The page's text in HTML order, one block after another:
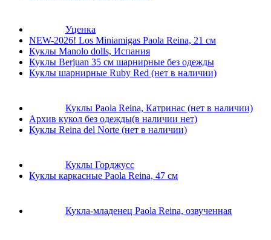
Уценка
NEW-2026! Los Miniamigas Paola Reina, 21 см
Куклы Manolo dolls, Испания
Куклы Berjuan 35 cм шарнирные без одежды
Куклы шарнирные Ruby Red (нет в наличии)
Куклы Paola Reina, Катринас (нет в наличии)
Архив кукол без одежды(в наличии нет)
Куклы Reina del Norte (нет в наличии)
Куклы Горджусс
Куклы каркасные Paola Reina, 47 см
Кукла-младенец Paola Reina, озвученная